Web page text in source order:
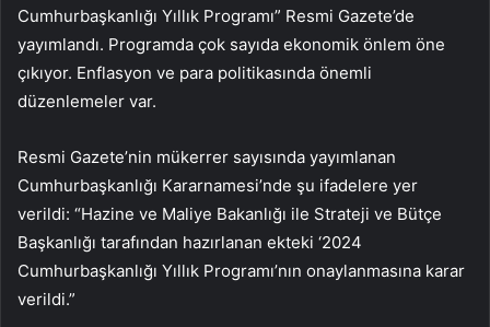
Cumhurbaşkanlığı Yıllık Programı” Resmi Gazete’de
yayımlandı. Programda çok sayıda ekonomik önlem öne
çıkıyor. Enflasyon ve para politikasında önemli
düzenlemeler var.
Resmi Gazete’nin mükerrer sayısında yayımlanan
Cumhurbaşkanlığı Kararnamesi’nde şu ifadelere yer
verildi: “Hazine ve Maliye Bakanlığı ile Strateji ve Bütçe
Başkanlığı tarafından hazırlanan ekteki ‘2024
Cumhurbaşkanlığı Yıllık Programı’nın onaylanmasına karar
verildi.”